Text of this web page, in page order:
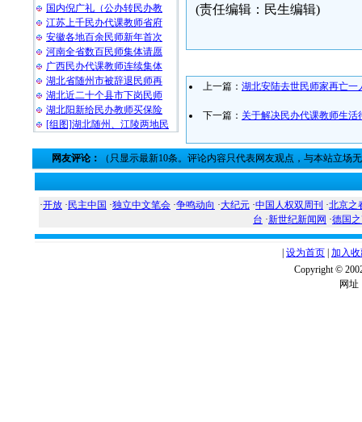
国内倪广礼（公办转民办教
江苏上千民办代课教师省府
安徽各地百余民师新年首次
河南全省数百民师集体请愿
广西民办代课教师连续集体
湖北省随州市被辞退民师再
湖北近二十个县市下岗民师
湖北阳新给民办教师买保险
[组图]湖北随州、江陵两地民
(责任编辑：民生编辑)
上一篇： 湖北安陆去世民师家再亡一
下一篇： 关于解决民办代课教师生活
网友评论： （只显示最新10条。评论内容只代表网友观点，与本站立场
·开放 · 民主中国 ·独立中文笔会 ·争鸣动向 ·大纪元 ·中国人权双周刊 ·北京之
台 ·新世纪新闻网 ·德国
设为首页 加入
Copyright ©
网址